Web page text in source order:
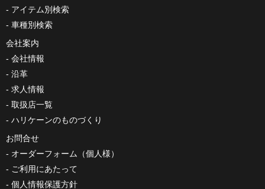
アイテム別検索
車種別検索
会社案内
会社情報
沿革
求人情報
取扱店一覧
ハリケーンのものづくり
お問合せ
オーダーフォーム（個人様）
ご利用にあたって
個人情報保護方針